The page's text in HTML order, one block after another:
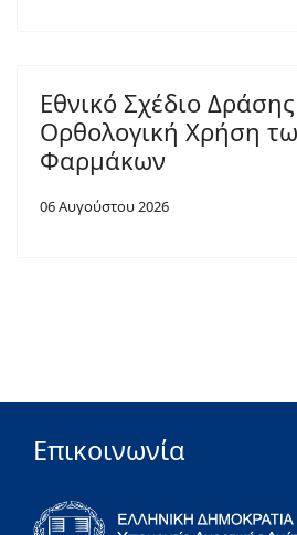
Εθνικό Σχέδιο
Ορθολογική Χρήση
Φαρμάκων
06 Αυγούστου 2026
Επικοινωνία